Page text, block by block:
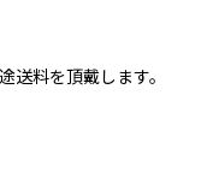
送料を頂戴します。